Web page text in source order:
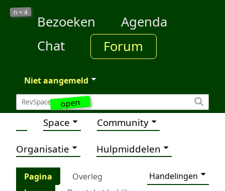
open
n =4
Bezoeken
Agenda
Chat
Forum
Niet aangemeld
Space Community
Organisatie Hulpmiddelen
Pagina Overleg
Handelingen